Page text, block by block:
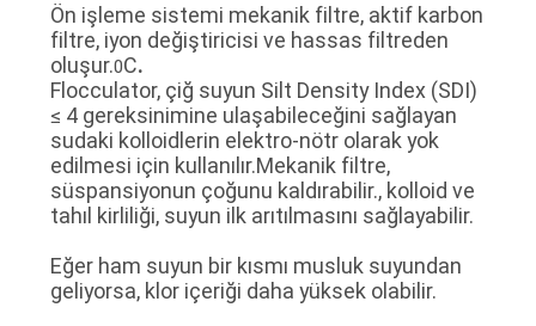
Ön işleme sistemi mekanik filtre, aktif karbon
filtre, iyon değiştiricisi ve hassas filtreden
oluşur.0C.
Flocculator, çiğ suyun Silt Density Index (SDI)
≤ 4 gereksinimine ulaşabileceğini sağlayan
sudaki kolloidlerin elektro-nötr olarak yok
edilmesi için kullanılır.Mekanik filtre,
süspansiyonun çoğunu kaldırabilir., kolloid ve
tahıl kirliliği, suyun ilk arıtılmasını sağlayabilir.
Eğer ham suyun bir kısmı musluk suyundan
geliyorsa, klor içeriği daha yüksek olabilir.